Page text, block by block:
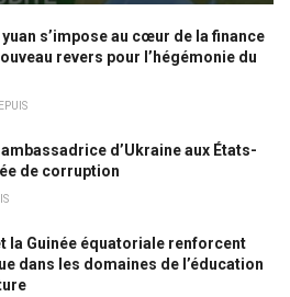
s’impose au cœur de la finance
revers pour l’hégémonie du
ambassadrice d’Ukraine aux États-
de corruption
la Guinée équatoriale renforcent
dans les domaines de l’éducation